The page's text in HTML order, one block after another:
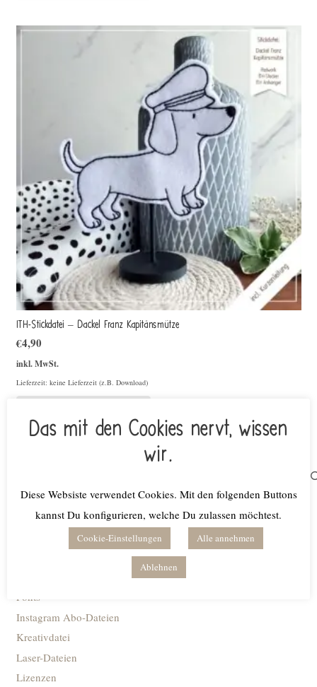
ITH-Stickdatei – Dackel Franz Kapitänsmütze
€4,90
inkl. MwSt.
Lieferzeit: keine Lieferzeit (z.B. Download)
nach:
Produktkategorien
Fonts
Instagram Abo-Dateien
Kreativdatei
Laser-Dateien
Lizenzen
Das mit den Cookies nervt, wissen
wir.
Diese Websiste verwendet Cookies. Mit den folgenden Buttons
kannst Du konfigurieren, welche Du zulassen möchtest.
Cookie-Einstellungen Alle annehmen
Ablehnen